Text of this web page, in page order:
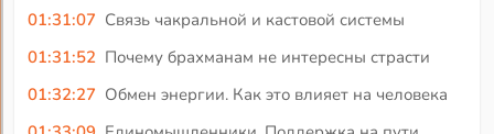
01:31:07 Связь чакральной и кастовой системы
01:31:52 Почему брахманам не интересны страсти
01:32:27 Обмен энергии. Как это влияет на человека